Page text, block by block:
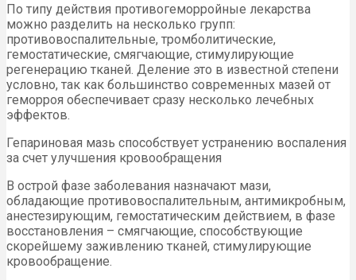
По типу действия противогеморройные лекарства
можно разделить на несколько групп:
противовоспалительные, тромболитические,
гемостатические, смягчающие, стимулирующие
регенерацию тканей. Деление это в известной степени
условно, так как большинство современных мазей от
геморроя обеспечивает сразу несколько лечебных
эффектов.
Гепариновая мазь способствует устранению воспаления
за счет улучшения кровообращения
В острой фазе заболевания назначают мази,
обладающие противовоспалительным, антимикробным,
анестезирующим, гемостатическим действием, в фазе
восстановления – смягчающие, способствующие
скорейшему заживлению тканей, стимулирующие
кровообращение.